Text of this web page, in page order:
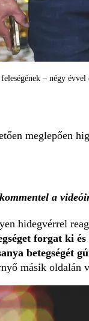
– négy
meglepően
a
hidegvérrel
forgat ki
betegségét
másik